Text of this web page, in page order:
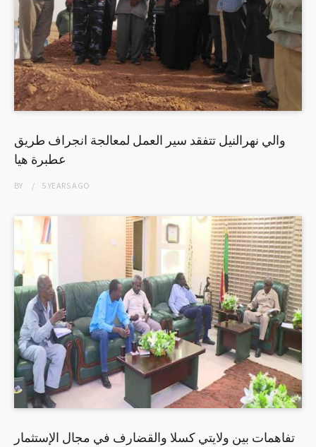
والي نهرالنيل تتفقد سير العمل لمعالجة انجراف طريق
عطبرة هيا
BY 5 YEARSAGO
تفاهمات بين ولايتي كسلا والقضارف في مجال الإستثمار